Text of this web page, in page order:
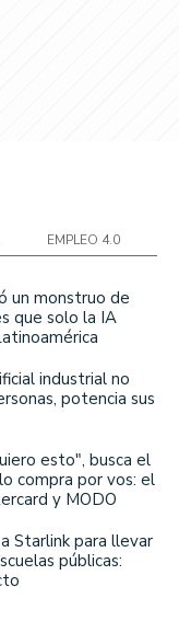
EMPLEO 4.0
un monstruo de
que solo la IA
industrial no
potencia sus
esto", busca el
compra por vos: el
y MODO
Starlink para llevar
públicas: